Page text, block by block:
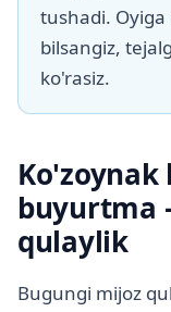
tushadi.
bilsangiz,
ko'rasiz.
buyurtma
qulaylik
Bugungi mijoz